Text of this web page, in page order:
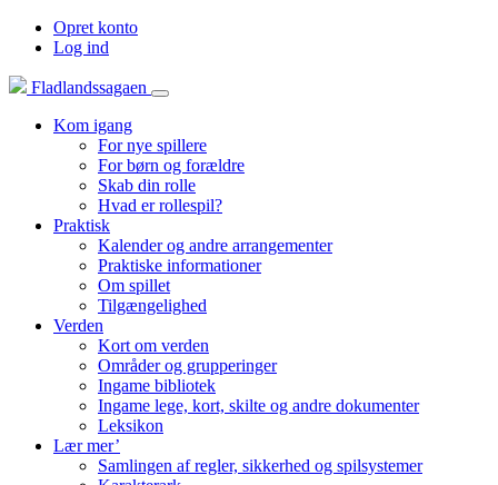
Opret konto
Log ind
Fladlandssagaen
Kom igang
For nye spillere
For børn og forældre
Skab din rolle
Hvad er rollespil?
Praktisk
Kalender og andre arrangementer
Praktiske informationer
Om spillet
Tilgængelighed
Verden
Kort om verden
Områder og grupperinger
Ingame bibliotek
Ingame lege, kort, skilte og andre dokumenter
Leksikon
Lær mer’
Samlingen af regler, sikkerhed og spilsystemer